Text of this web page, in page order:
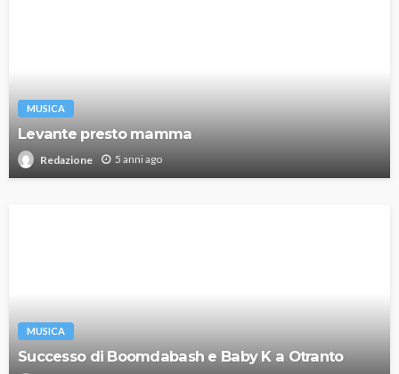
MUSICA
Levante presto mamma
Redazione 5 anni ago
MUSICA
Successo di Boomdabash e Baby K a Otranto